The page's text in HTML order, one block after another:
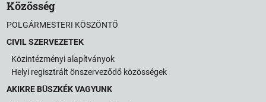
Közösség
POLGÁRMESTERI KÖSZÖNTŐ
CIVIL SZERVEZETEK
Közintézményi alapítványok
Helyi regisztrált önszerveződő közösségek
AKIKRE BÜSZKÉK VAGYUNK